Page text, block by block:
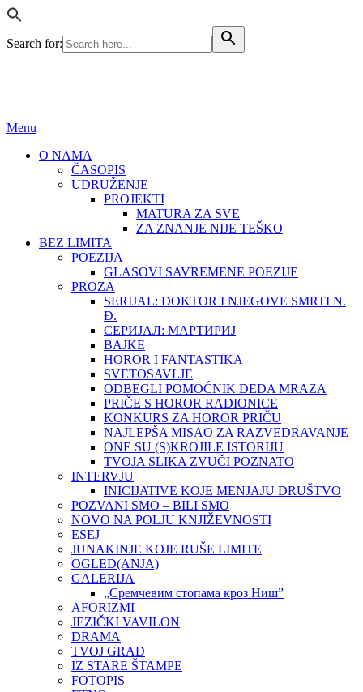
Search for:
Menu
O NAMA
ČASOPIS
UDRUŽENJE
PROJEKTI
MATURA ZA SVE
ZA ZNANJE NIJE TEŠKO
BEZ LIMITA
POEZIJA
GLASOVI SAVREMENE POEZIJE
PROZA
SERIJAL: DOKTOR I NJEGOVE SMRTI N.
Đ.
СЕРИЈАЛ: МАРТИРИЈ
BAJKE
HOROR I FANTASTIKA
SVETOSAVLJE
ODBEGLI POMOĆNIK DEDA MRAZA
PRIČE S HOROR RADIONICE
KONKURS ZA HOROR PRIČU
NAJLEPŠA MISAO ZA RAZVEDRAVANJE
ONE SU (S)KROJILE ISTORIJU
TVOJA SLIKA ZVUČI POZNATO
INTERVJU
INICIJATIVE KOJE MENJAJU DRUŠTVO
POZVANI SMO – BILI SMO
NOVO NA POLJU KNJIŽEVNOSTI
ESEJ
JUNAKINJE KOJE RUŠE LIMITE
OGLED(ANJA)
GALERIJA
„Сремчевим стопама кроз Ниш”
AFORIZMI
JEZIČKI VAVILON
DRAMA
TVOJ GRAD
IZ STARE ŠTAMPE
FOTOPIS